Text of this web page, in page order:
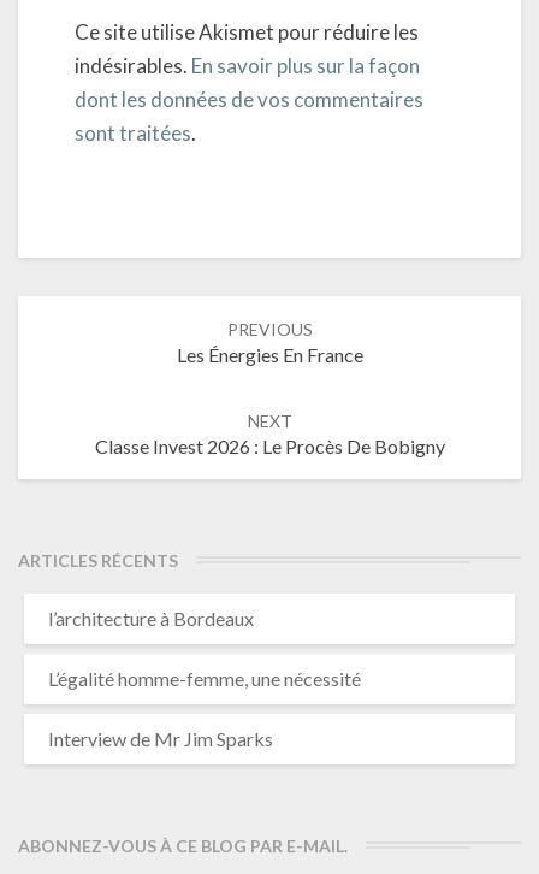
Ce site utilise Akismet pour réduire les
indésirables. En savoir plus sur la façon
dont les données de vos commentaires
sont traitées.
PREVIOUS
Les Énergies En France
NEXT
Classe Invest 2026 : Le Procès De Bobigny
ARTICLES RÉCENTS
l’architecture à Bordeaux
L’égalité homme-femme, une nécessité
Interview de Mr Jim Sparks
ABONNEZ-VOUS À CE BLOG PAR E-MAIL.